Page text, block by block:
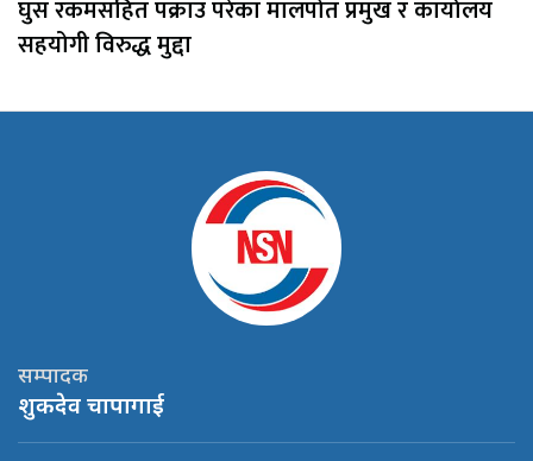
घुस रकमसहित पक्राउ परेका मालपोत प्रमुख र कार्यालय
सहयोगी विरुद्ध मुद्दा
सम्पादक
शुकदेव चापागाई